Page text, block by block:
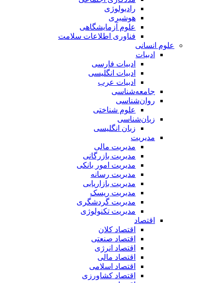
رادیولوژی
هوشبری
علوم آزمایشگاهی
فناوری اطلاعات سلامت
علوم انسانی
ادبیات
ادبیات فارسی
ادبیات انگلیسی
ادبیات عرب
جامعه‌شناسی
روان‌شناسی
علوم شناختی
زبان‌شناسی
زبان انگلیسی
مدیریت
مدیریت مالی
مدیریت بازرگانی
مدیریت امور بانکی
مدیریت رسانه
مدیریت بازاریابی
مدیریت ریسک
مدیریت گردشگری
مدیریت تکنولوژی
اقتصاد
اقتصاد کلان
اقتصاد صنعتی
اقتصاد انرژی
اقتصاد مالی
اقتصاد اسلامی
اقتصاد کشاورزی